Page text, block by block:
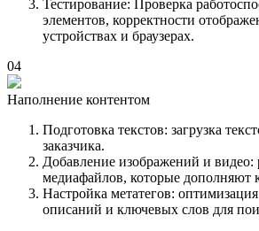
Тестирование: Проверка
элементов, корректности
устройствах и браузерах.
04
Наполнение контентом
Подготовка текстов: загрузка
заказчика.
Добавление изображений и видео:
медиафайлов, которые дополняют
Настройка метатегов: оптимизация
описаний и ключевых слов для